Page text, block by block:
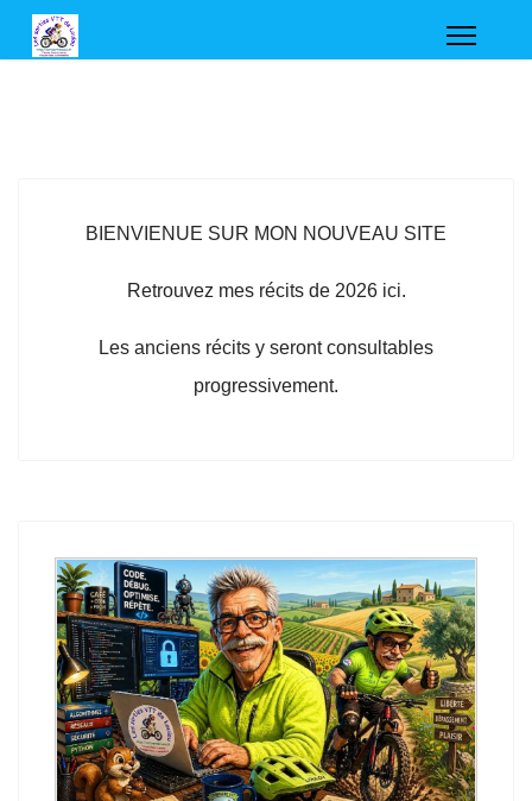
BIENVIENUE SUR MON NOUVEAU SITE
Retrouvez mes récits de 2026 ici.
Les anciens récits y seront consultables
progressivement.